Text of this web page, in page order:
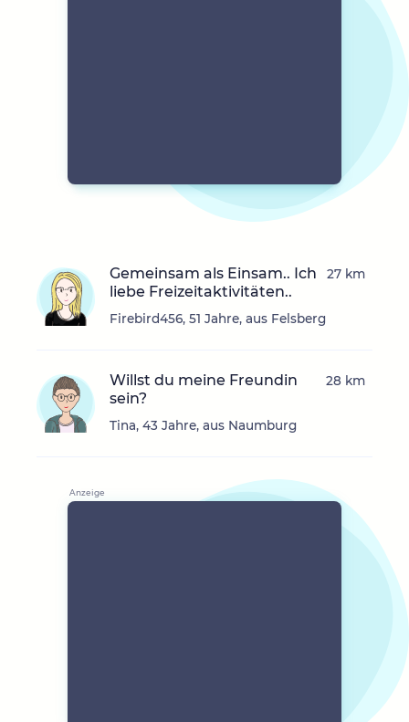
Gemeinsam als Einsam.. Ich
liebe Freizeitaktivitäten..
Firebird456, 51 Jahre, aus Felsberg
27 km
Willst du meine Freundin
sein?
Tina, 43 Jahre, aus Naumburg
28 km